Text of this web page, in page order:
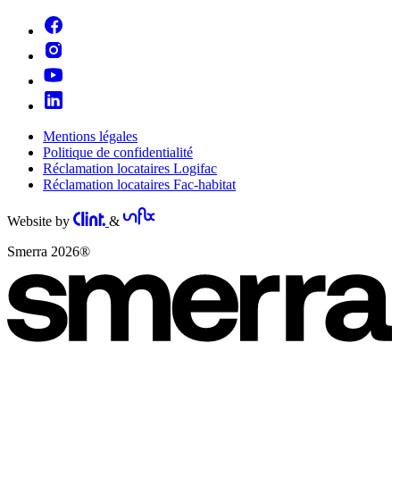
Mentions légales
Politique de confidentialité
Réclamation locataires Logifac
Réclamation locataires Fac-habitat
Website by
&
Smerra 2026®